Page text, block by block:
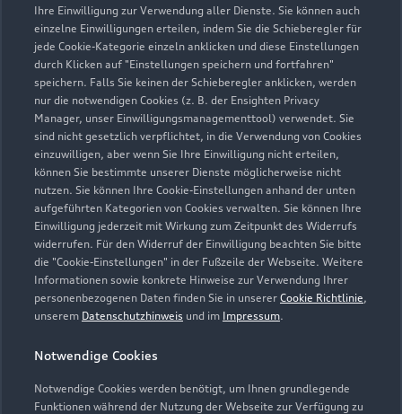
Audi Pflegemitteltasche
Sommer
Damit Ihr Audi auch im Sommer glänzt: die
passende Pflege in einer Tasche.
Zur Audi Shopping World
Ihre Einwilligung zur Verwendung aller Dienste. Sie können auch
einzelne Einwilligungen erteilen, indem Sie die Schieberegler für
jede Cookie-Kategorie einzeln anklicken und diese Einstellungen
durch Klicken auf "Einstellungen speichern und fortfahren"
speichern. Falls Sie keinen der Schieberegler anklicken, werden
nur die notwendigen Cookies (z. B. der Ensighten Privacy
Manager, unser Einwilligungsmanagementtool) verwendet. Sie
sind nicht gesetzlich verpflichtet, in die Verwendung von Cookies
einzuwilligen, aber wenn Sie Ihre Einwilligung nicht erteilen,
können Sie bestimmte unserer Dienste möglicherweise nicht
nutzen. Sie können Ihre Cookie-Einstellungen anhand der unten
aufgeführten Kategorien von Cookies verwalten. Sie können Ihre
Einwilligung jederzeit mit Wirkung zum Zeitpunkt des Widerrufs
widerrufen. Für den Widerruf der Einwilligung beachten Sie bitte
die "Cookie-Einstellungen" in der Fußzeile der Webseite. Weitere
Informationen sowie konkrete Hinweise zur Verwendung Ihrer
personenbezogenen Daten finden Sie in unserer Cookie Richtlinie,
unserem Datenschutzhinweis und im Impressum.
Notwendige Cookies
Notwendige Cookies werden benötigt, um Ihnen grundlegende
Funktionen während der Nutzung der Webseite zur Verfügung zu